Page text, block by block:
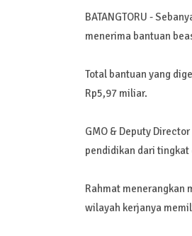
BATANGTORU -
menerima bantuan
Total bantuan yang
Rp5,97 miliar.
GMO & Deputy
pendidikan dari tingkat
Rahmat menerangkan
wilayah kerjanya